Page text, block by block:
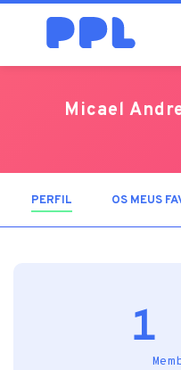
Micael
PERFIL (SEPARADOR
OS MEUS
1